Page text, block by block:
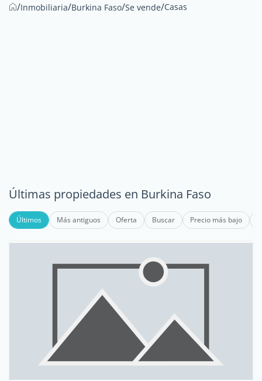
/Inmobiliaria/Burkina Faso/Se vende/Casas
Últimas propiedades en Burkina Faso
Últimos Más antiguos Oferta Buscar Precio más bajo